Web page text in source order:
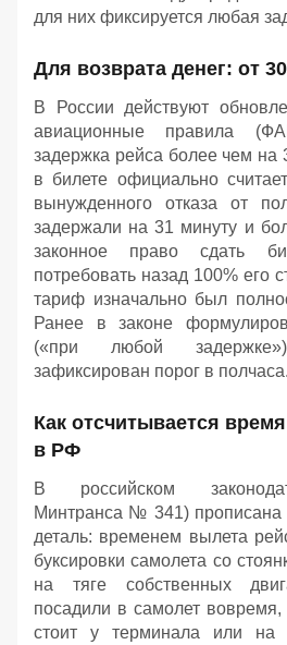
для них фиксируется любая
Для возврата денег: от
В России действуют
авиационные правила
задержка рейса более чем на
в билете официально
вынужденного отказа от
задержали на 31 минуту и
законное право сдать
потребовать назад 100% его
тариф изначально был
Ранее в законе
(«при любой
зафиксирован порог в полчаса.
Как отсчитывается
в РФ
В российском
Минтранса № 341) прописана
деталь: временем вылета
буксировки самолета со
на тяге собственных
посадили в самолет
стоит у терминала или на